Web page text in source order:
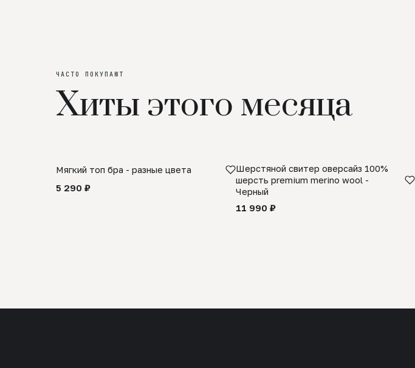
ЧАСТО ПОКУПАЮТ
Хиты этого месяца
Мягкий топ бра - разные цвета
5 290 ₽
Шерстяной свитер оверсайз 100%
шерсть premium merino wool -
Черный
11 990 ₽